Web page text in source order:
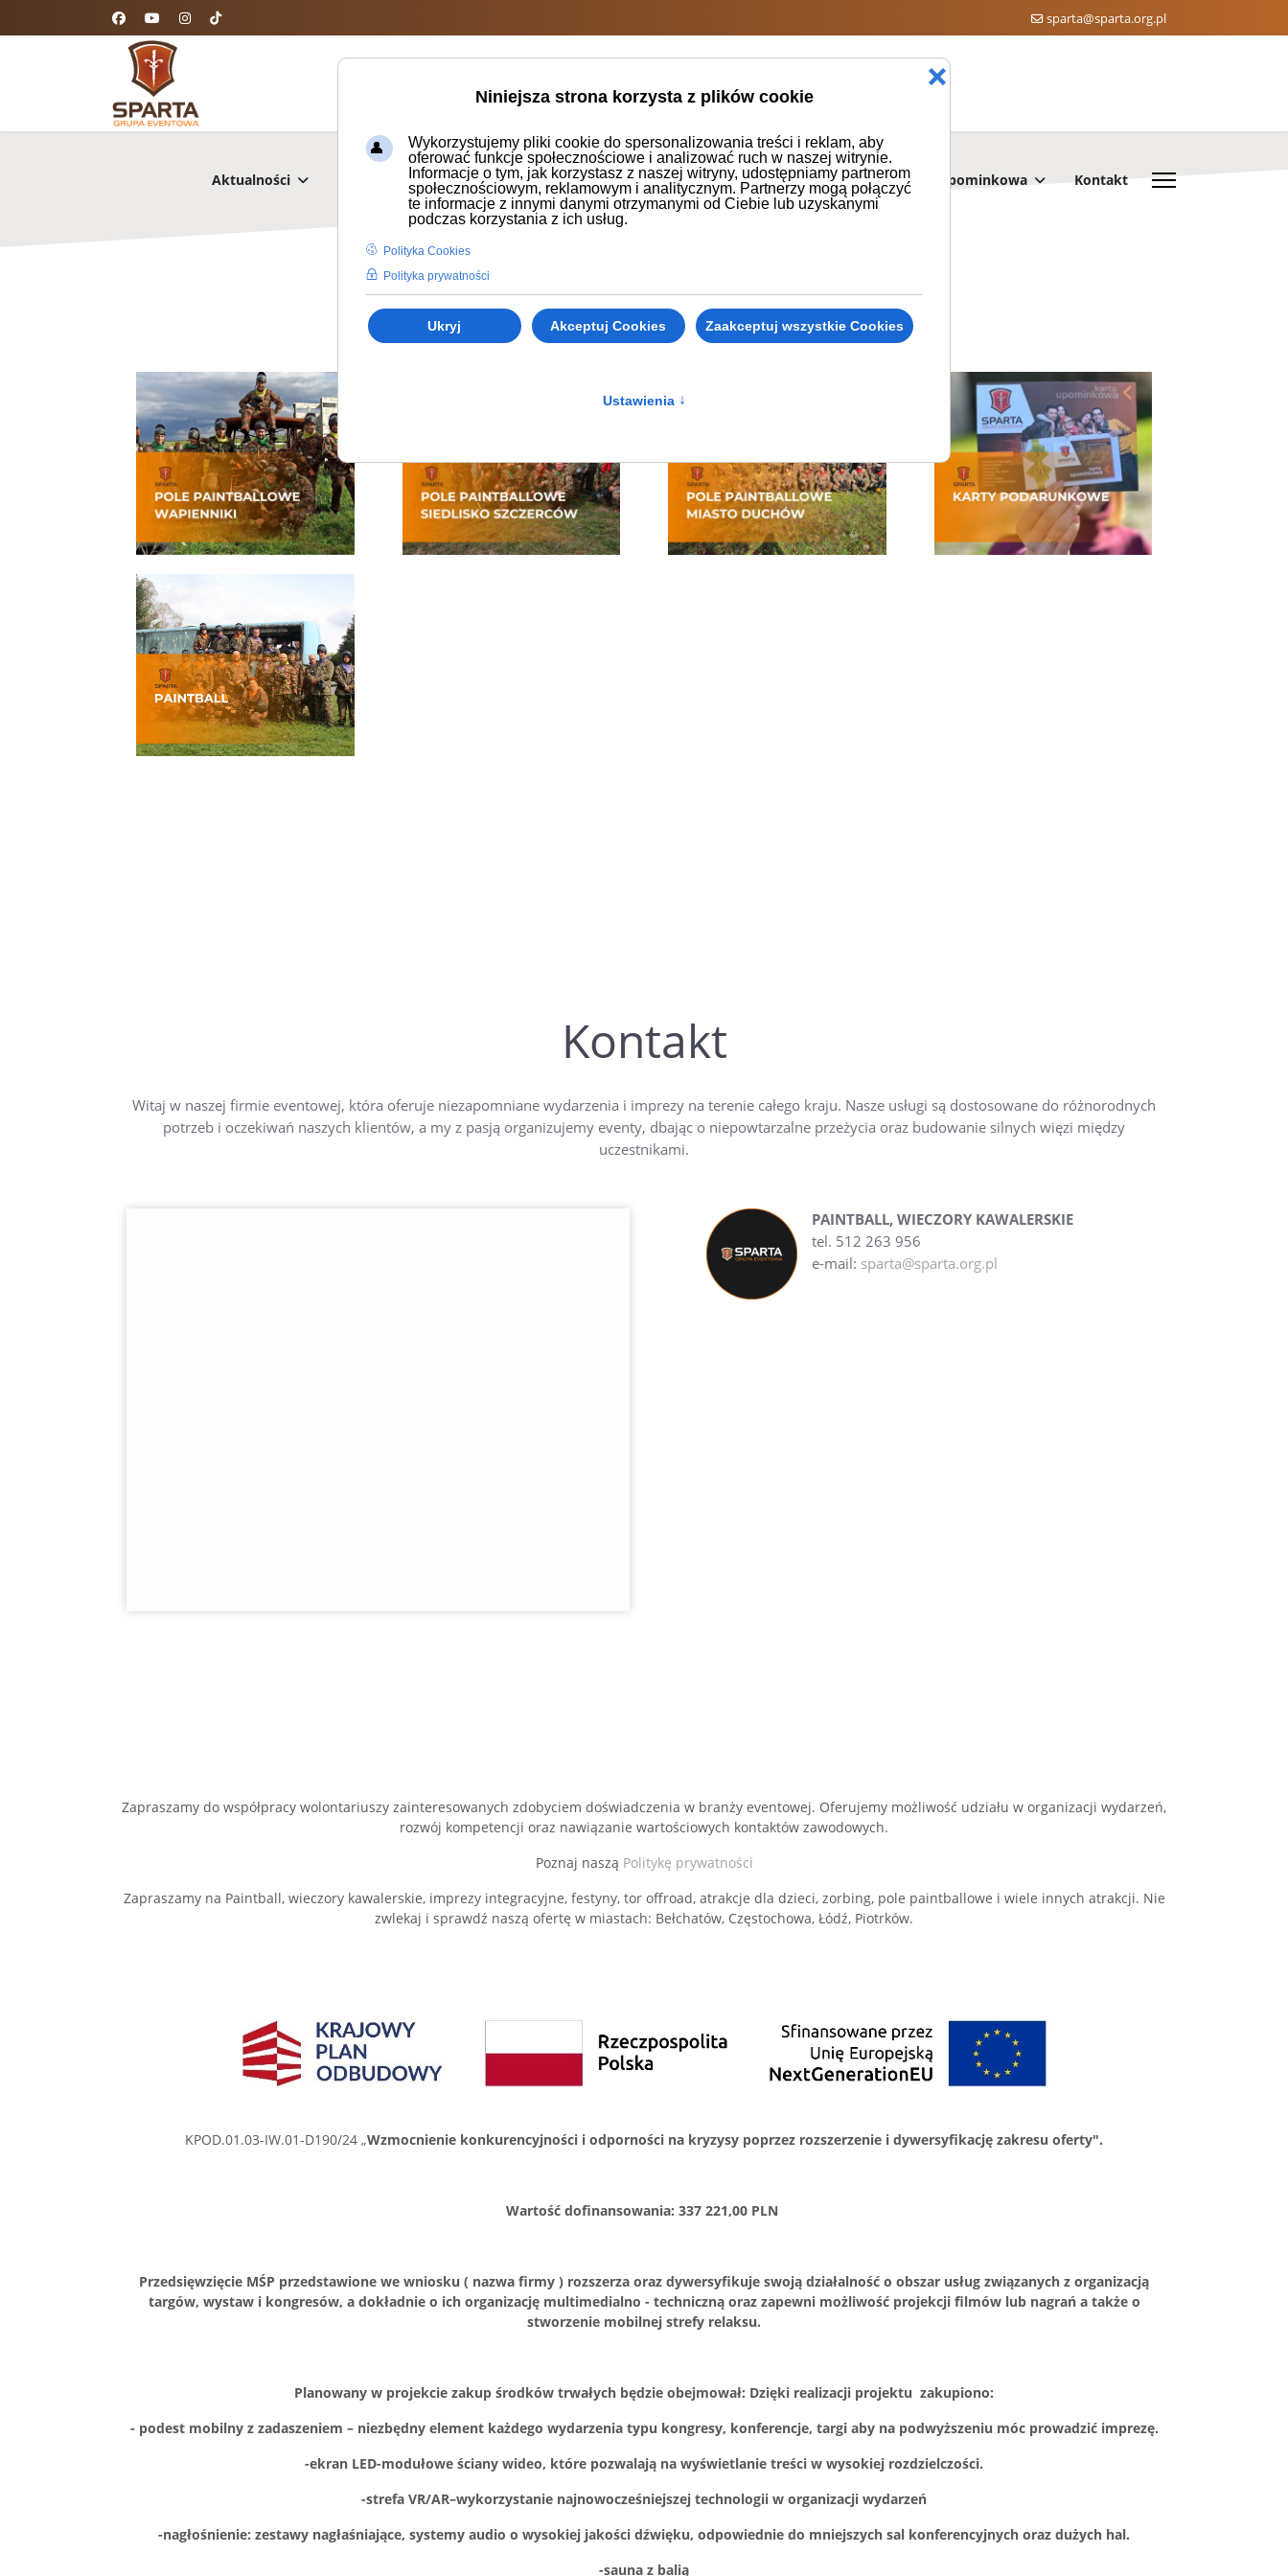
Niniejsza strona korzysta z plików cookie
Wykorzystujemy pliki cookie do spersonalizowania treści i reklam, aby
oferować funkcje społecznościowe i analizować ruch w naszej witrynie.
Informacje o tym, jak korzystasz z naszej witryny, udostępniamy partnerom
społecznościowym, reklamowym i analitycznym. Partnerzy mogą połączyć
te informacje z innymi danymi otrzymanymi od Ciebie lub uzyskanymi
podczas korzystania z ich usług.
Polityka Cookies
Polityka prywatności
Ukryj Akceptuj Cookies Zaakceptuj wszystkie Cookies
❌
Ustawienia ↑
sparta@sparta.org.pl
Aktualności Sala bankietowa Wapienniki O nas Referencje Galeria Karta upominkowa Kontakt
Paintball
Kontakt
Witaj w naszej firmie eventowej, która oferuje niezapomniane wydarzenia i imprezy na terenie całego kraju. Nasze usługi są dostosowane do różnorodnych
potrzeb i oczekiwań naszych klientów, a my z pasją organizujemy eventy, dbając o niepowtarzalne przeżycia oraz budowanie silnych więzi między
uczestnikami.
PAINTBALL, WIECZORY KAWALERSKIE
tel. 512 263 956
e-mail: sparta@sparta.org.pl
Zapraszamy do współpracy wolontariuszy zainteresowanych zdobyciem doświadczenia w branży eventowej. Oferujemy możliwość udziału w organizacji wydarzeń,
rozwój kompetencji oraz nawiązanie wartościowych kontaktów zawodowych.
Poznaj naszą Politykę prywatności
Zapraszamy na Paintball, wieczory kawalerskie, imprezy integracyjne, festyny, tor offroad, atrakcje dla dzieci, zorbing, pole paintballowe i wiele innych atrakcji. Nie
zwlekaj i sprawdź naszą ofertę w miastach: Bełchatów, Częstochowa, Łódź, Piotrków.
KPOD.01.03-IW.01-D190/24 „Wzmocnienie konkurencyjności i odporności na kryzysy poprzez rozszerzenie i dywersyfikację zakresu oferty".
Wartość dofinansowania: 337 221,00 PLN
Przedsięwzięcie MŚP przedstawione we wniosku ( nazwa firmy ) rozszerza oraz dywersyfikuje swoją działalność o obszar usług związanych z organizacją
targów, wystaw i kongresów, a dokładnie o ich organizację multimedialno - techniczną oraz zapewni możliwość projekcji filmów lub nagrań a także o
stworzenie mobilnej strefy relaksu.
Planowany w projekcie zakup środków trwałych będzie obejmował: Dzięki realizacji projektu zakupiono:
- podest mobilny z zadaszeniem – niezbędny element każdego wydarzenia typu kongresy, konferencje, targi aby na podwyższeniu móc prowadzić imprezę.
-ekran LED-modułowe ściany wideo, które pozwalają na wyświetlanie treści w wysokiej rozdzielczości.
-strefa VR/AR–wykorzystanie najnowocześniejszej technologii w organizacji wydarzeń
-nagłośnienie: zestawy nagłaśniające, systemy audio o wysokiej jakości dźwięku, odpowiednie do mniejszych sal konferencyjnych oraz dużych hal.
-sauna z balią